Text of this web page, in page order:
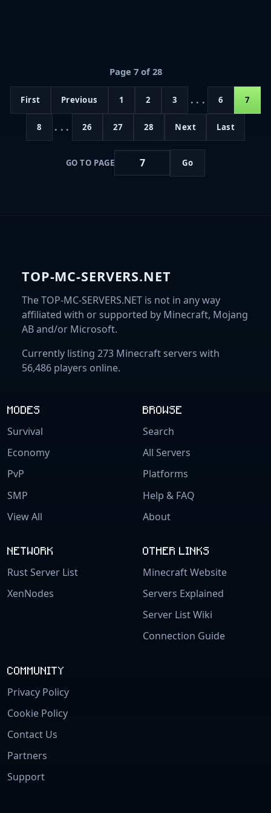
Page 7 of 28
First Previous 1 2 3 ... 6 7
8 ... 26 27 28 Next Last
GO TO PAGE Go
TOP-MC-SERVERS.NET
The TOP-MC-SERVERS.NET is not in any way
affiliated with or supported by Minecraft, Mojang
AB and/or Microsoft.
Currently listing 273 Minecraft servers with
56,486 players online.
MODES
Survival
Economy
PvP
SMP
View All
BROWSE
Search
All Servers
Platforms
Help & FAQ
About
NETWORK
Rust Server List
XenNodes
OTHER LINKS
Minecraft Website
Servers Explained
Server List Wiki
Connection Guide
COMMUNITY
Privacy Policy
Cookie Policy
Contact Us
Partners
Support